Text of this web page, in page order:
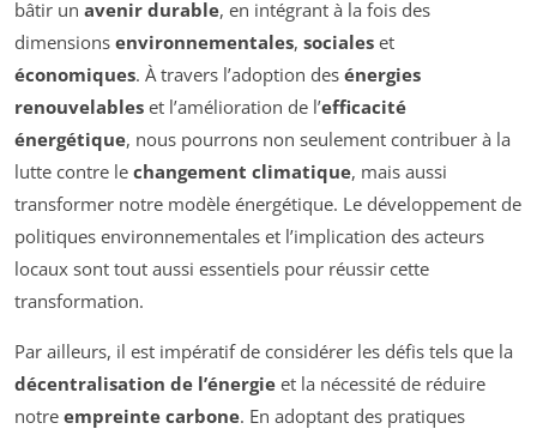
bâtir un avenir durable, en intégrant à la fois des
dimensions environnementales, sociales et
économiques. À travers l’adoption des énergies
renouvelables et l’amélioration de l’efficacité
énergétique, nous pourrons non seulement contribuer à la
lutte contre le changement climatique, mais aussi
transformer notre modèle énergétique. Le développement de
politiques environnementales et l’implication des acteurs
locaux sont tout aussi essentiels pour réussir cette
transformation.
Par ailleurs, il est impératif de considérer les défis tels que la
décentralisation de l’énergie et la nécessité de réduire
notre empreinte carbone. En adoptant des pratiques